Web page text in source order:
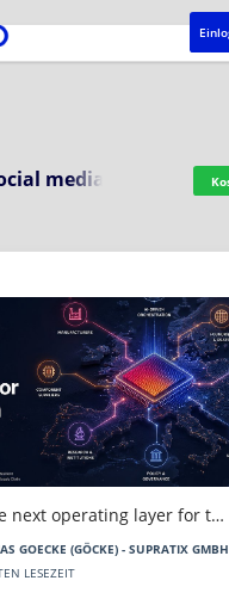
media
next operating layer for t…
GOECKE (GÖCKE) - SUPRATIX GMBH
LESEZEIT